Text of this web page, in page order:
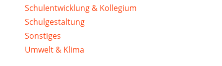
Schulentwicklung & Kollegium
Schulgestaltung
Sonstiges
Umwelt & Klima